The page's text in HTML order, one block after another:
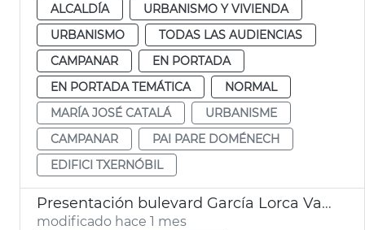
ALCALDÍA
URBANISMO Y VIVIENDA
URBANISMO
TODAS LAS AUDIENCIAS
CAMPANAR
EN PORTADA
EN PORTADA TEMÁTICA
NORMAL
MARÍA JOSÉ CATALÁ
URBANISME
CAMPANAR
PAI PARE DOMÉNECH
EDIFICI TXERNÓBIL
Presentación bulevard García Lorca València
modificado hace 1 mes